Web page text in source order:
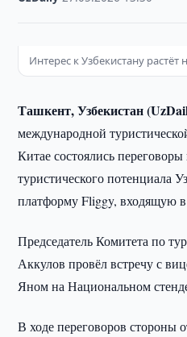
Интерес к Узбекистану
Ташкент, Узбекистан
международной
Китае состоялись
туристического потенциала
платформу Fliggy, входящую
Председатель Комитета по
Аккулов провёл встречу с
Яном на Национальном
В ходе переговоров стороны